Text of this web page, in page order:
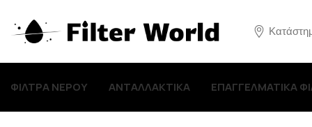
ΦΙΛΤΡΑ ΝΕΡΟΥ ΑΝΤΑΛΛΑΚΤΙΚΑ ΕΠΑΓΓΕΛΜΑΤΙΚΑ